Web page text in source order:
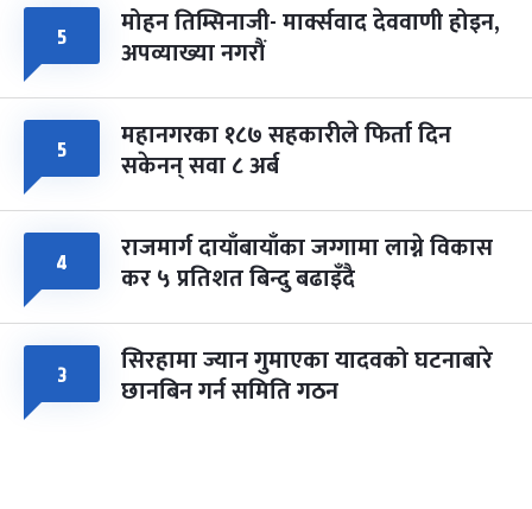
५ मोहन तिम्सिनाजी- मार्क्सवाद देववाणी होइन,
अपव्याख्या नगरौं
५ महानगरका १८७ सहकारीले फिर्ता दिन
सकेनन् सवा ८ अर्ब
४ राजमार्ग दायाँबायाँका जग्गामा लाग्ने विकास
कर ५ प्रतिशत बिन्दु बढाइँदै
३ सिरहामा ज्यान गुमाएका यादवको घटनाबारे
छानबिन गर्न समिति गठन